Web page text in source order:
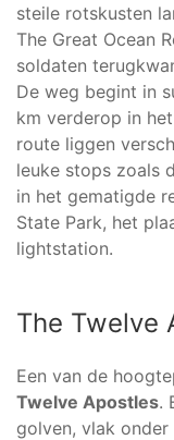
steile rotskusten
The Great Ocean
soldaten
De weg begint in
km verderop in
route liggen
leuke stops zoals
in het gematigde
State Park, het
lightstation.
The Twelve
Een van de
Twelve Apostles.
golven, vlak